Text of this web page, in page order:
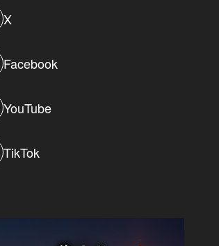
X
Facebook
YouTube
TikTok